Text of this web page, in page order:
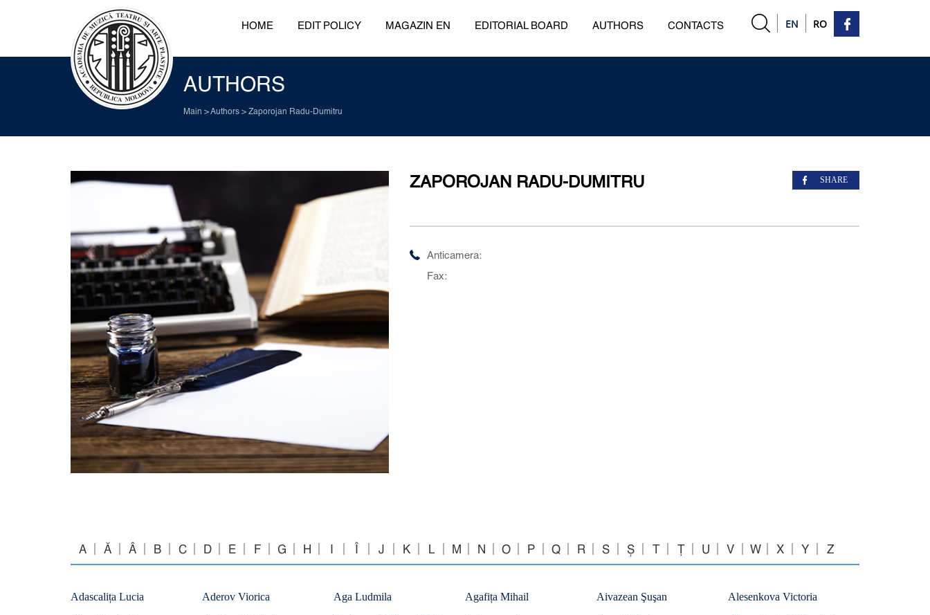
EN RO
HOME EDIT POLICY MAGAZIN EN EDITORIAL BOARD AUTHORS CONTACTS
AUTHORS
Main >Authors > Zaporojan Radu-Dumitru
ZAPOROJAN RADU-DUMITRU SHARE
Anticamera:
Fax:
A Ă Â B C D E F G H I Î J K L M N O P Q R S Ș T Ț U V W X Y Z
Adascalița Lucia Aderov Viorica Aga Ludmila Agafița Mihail Aivazean Şuşan Alesenkova Victoria